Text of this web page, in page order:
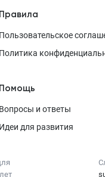
Правила
Пользовательское
Политика
Помощь
Вопросы и ответы
Идеи для развития